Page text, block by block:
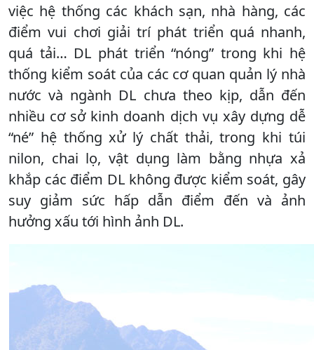
việc hệ thống các khách sạn, nhà hàng, các
điểm vui chơi giải trí phát triển quá nhanh,
quá tải… DL phát triển “nóng” trong khi hệ
thống kiểm soát của các cơ quan quản lý nhà
nước và ngành DL chưa theo kịp, dẫn đến
nhiều cơ sở kinh doanh dịch vụ xây dựng dễ
“né” hệ thống xử lý chất thải, trong khi túi
nilon, chai lọ, vật dụng làm bằng nhựa xả
khắp các điểm DL không được kiểm soát, gây
suy giảm sức hấp dẫn điểm đến và ảnh
hưởng xấu tới hình ảnh DL.